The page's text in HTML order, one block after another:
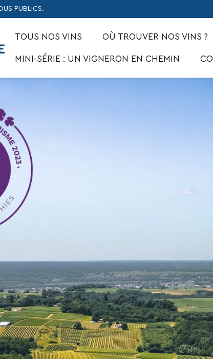
PUBLICS.
TOUS NOS VINS OÙ TROUVER NOS VINS ?
MINI-SÉRIE : UN VIGNERON EN CHEMIN